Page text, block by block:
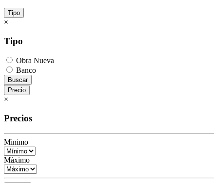
Tipo
×
Tipo
Obra Nueva
Banco
Buscar
Precio
×
Precios
Minimo
Máximo